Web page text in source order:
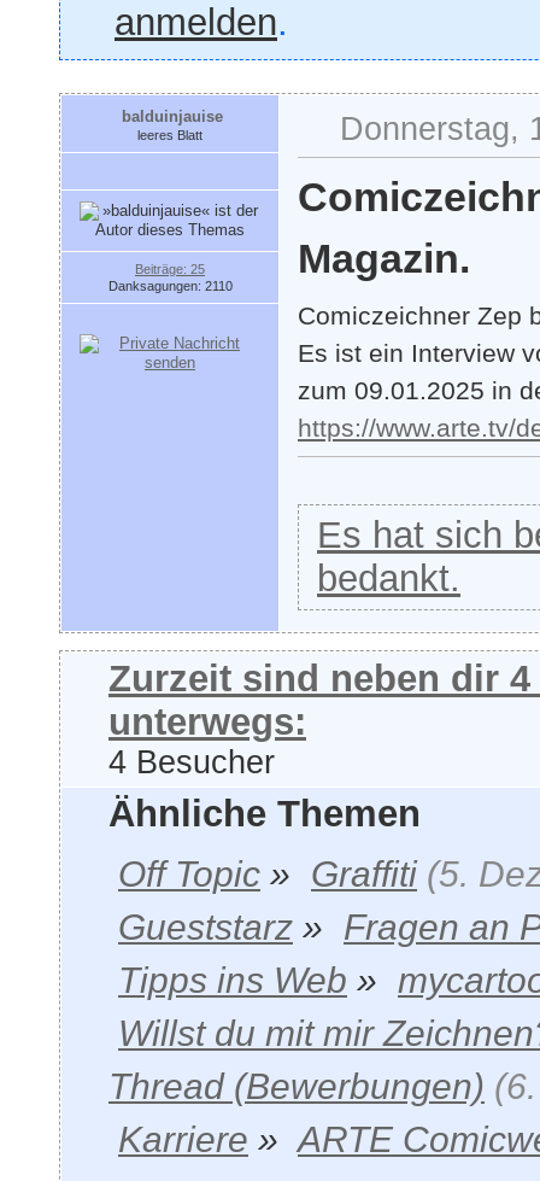
anmelden.
balduinjauise
leeres Blatt
Beiträge: 25
Danksagungen: 2110
Donnerstag,
Magazin.
Comiczeichner Zep
Es ist ein Interview
zum 09.01.2025 in
https://www.arte.tv/
Es hat sich
bedankt.
Zurzeit sind neben dir
unterwegs:
4 Besucher
Ähnliche Themen
Off Topic » Graffiti (5.
Gueststarz » Fragen an
Tipps ins Web »
Willst du mit mir
Thread (Bewerbungen)
Karriere » ARTE